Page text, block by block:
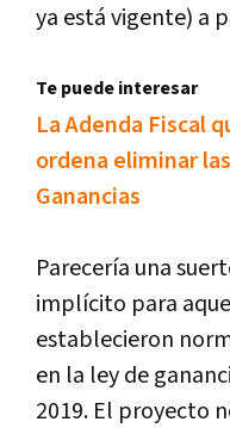
ya estávigente) a
Te puede interesar
La Adenda Fiscal
ordena eliminar
Ganancias
Parecería una
implícito para
establecieron
en la leyde
2019. El proyecto